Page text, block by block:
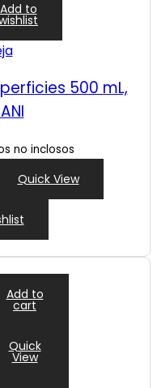
Add to
500 mL,
no inclosos
Quick View
Add to
cart
Quick
View